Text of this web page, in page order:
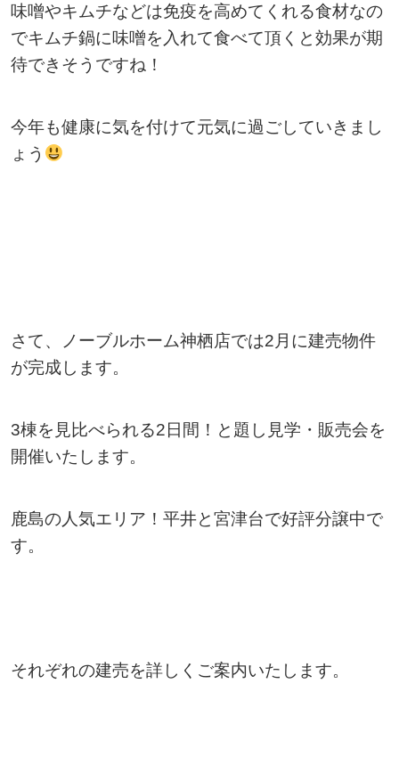
味噌やキムチなどは免疫を高めてくれる食材なの
でキムチ鍋に味噌を入れて食べて頂くと効果が期
待できそうですね！
今年も健康に気を付けて元気に過ごしていきまし
ょう
さて、ノーブルホーム神栖店では2月に建売物件
が完成します。
3棟を見比べられる2日間！と題し見学・販売会を
開催いたします。
鹿島の人気エリア！平井と宮津台で好評分譲中で
す。
それぞれの建売を詳しくご案内いたします。